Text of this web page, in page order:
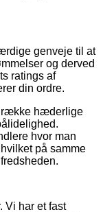
genveje til at
og derved
ratings af
din ordre.
række hæderlige
hvor man
på samme
Vi har et fast